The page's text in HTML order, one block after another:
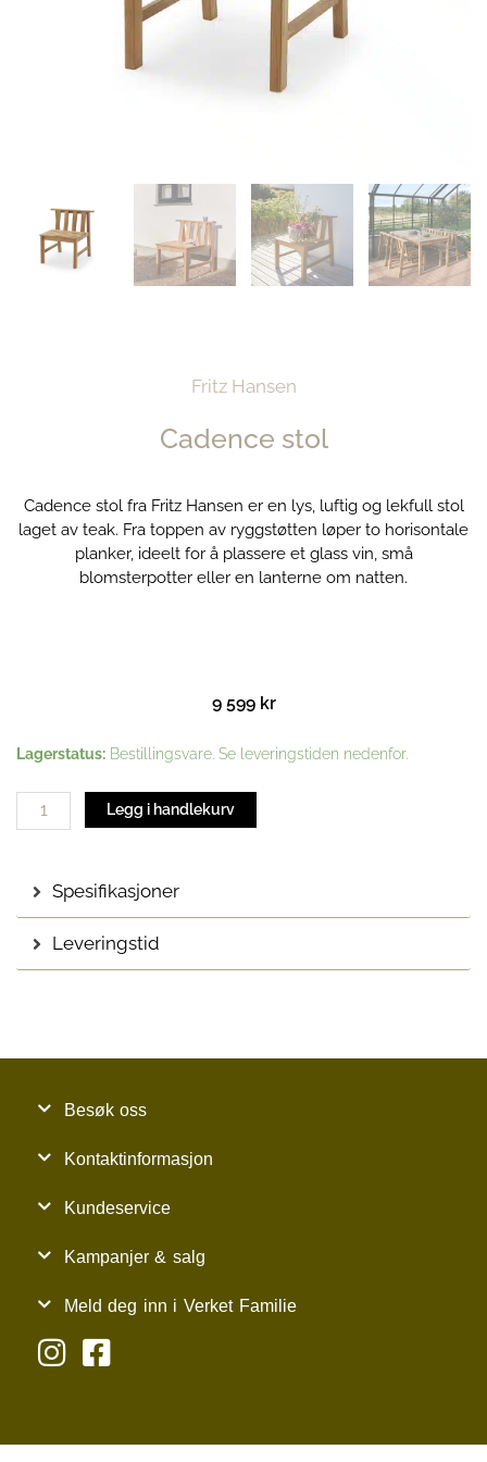
Fritz Hansen
Cadence stol
Cadence stol fra Fritz Hansen er en lys, luftig og lekfull stol
laget av teak. Fra toppen av ryggstøtten løper to horisontale
planker, ideelt for å plassere et glass vin, små
blomsterpotter eller en lanterne om natten.
9 599 kr
Lagerstatus: Bestillingsvare. Se leveringstiden nedenfor.
Cadence
Legg i handlekurv
Spesifikasjoner
Leveringstid
Besøk oss
Kontaktinformasjon
Kundeservice
Kampanjer & salg
Meld deg inn i Verket Familie